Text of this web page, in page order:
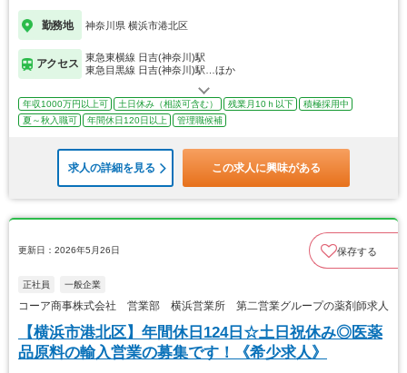
勤務地 神奈川県 横浜市港北区
アクセス
東急東横線 日吉(神奈川)駅
東急目黒線 日吉(神奈川)駅…ほか
年収1000万円以上可 土日休み（相談可含む） 残業月10ｈ以下
積極採用中
夏～秋入職可
年間休日120日以上 管理職候補
求人の詳細を見る この求人に興味がある
更新日：2026年5月26日 保存する
正社員 一般企業
コーア商事株式会社 営業部 横浜営業所 第二営業グループの薬剤師求人
【横浜市港北区】年間休日124日☆土日祝休み◎医薬
品原料の輸入営業の募集です！《希少求人》